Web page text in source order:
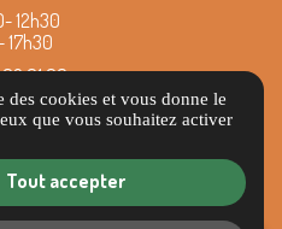
12h30
17h30
61 60
CLIENTS
des cookies et vous donne le
que vous souhaitez activer
Tout accepter